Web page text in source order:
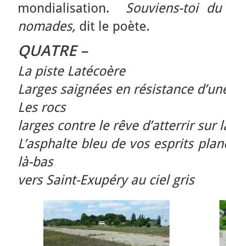
mondialisation. Souviens-toi
nomades, dit le poète.
QUATRE –
La piste Latécoère
Larges saignées en résistance
Les rocs
larges contre le rêve d’atterrir sur
L’asphalte bleu de vos esprits
là-bas
vers Saint-Exupéry au ciel gris